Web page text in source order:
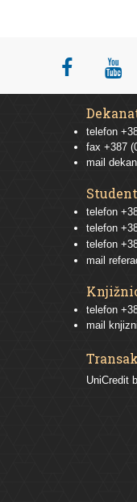
telefon
fax +387
mail
telefon
telefon
telefon
mail
telefon
mail
UniCredit